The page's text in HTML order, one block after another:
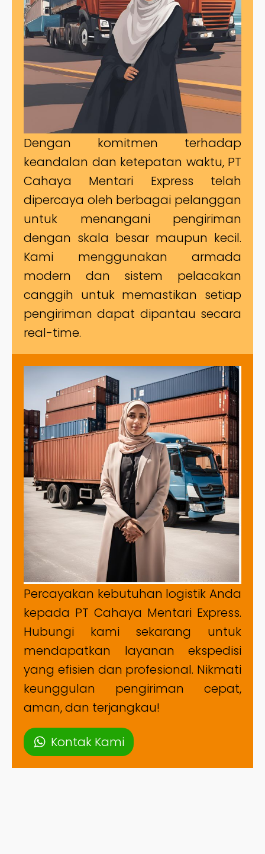
Dengan komitmen terhadap
keandalan dan ketepatan waktu, PT
Cahaya Mentari Express telah
dipercaya oleh berbagai pelanggan
untuk menangani pengiriman
dengan skala besar maupun kecil.
Kami menggunakan armada
modern dan sistem pelacakan
canggih untuk memastikan setiap
pengiriman dapat dipantau secara
real-time.
Percayakan kebutuhan logistik Anda
kepada PT Cahaya Mentari Express.
Hubungi kami sekarang untuk
mendapatkan layanan ekspedisi
yang efisien dan profesional. Nikmati
keunggulan pengiriman cepat,
aman, dan terjangkau!
Kontak Kami